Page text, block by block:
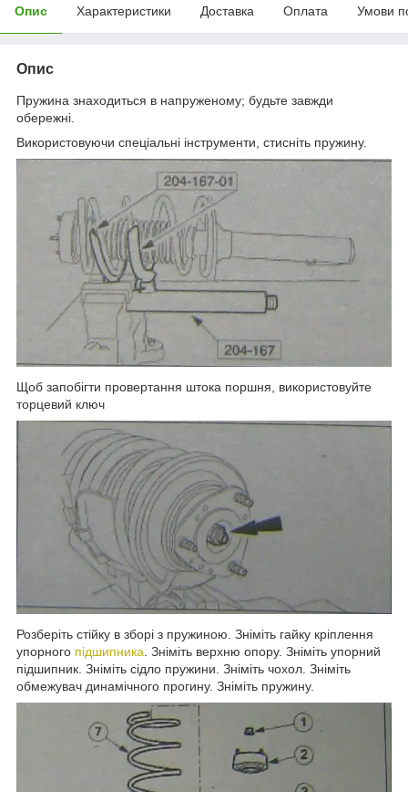
Опис Характеристики Доставка Оплата Умови
Опис
Пружина знаходиться в напруженому; будьте завжди
обережні.
Використовуючи спеціальні інструменти, стисніть пружину.
Щоб запобігти провертання штока поршня, використовуйте
торцевий ключ
Розберіть стійку в зборі з пружиною. Зніміть гайку кріплення
упорного підшипника . Зніміть верхню опору. Зніміть упорний
підшипник. Зніміть сідло пружини. Зніміть чохол. Зніміть
обмежувач динамічного прогину. Зніміть пружину.